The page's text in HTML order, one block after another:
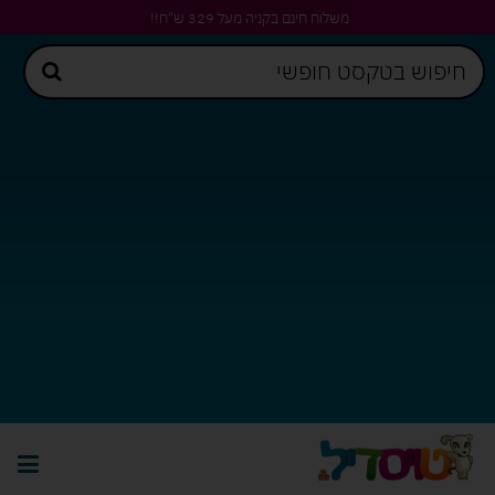
משלוח חינם בקניה מעל 329 ש"ח!!